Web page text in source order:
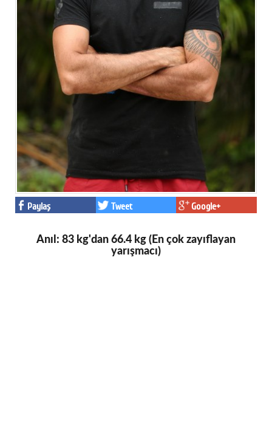
Paylaş Tweet Google+
Anıl: 83 kg'dan 66.4 kg (En çok zayıflayan
yarışmacı)